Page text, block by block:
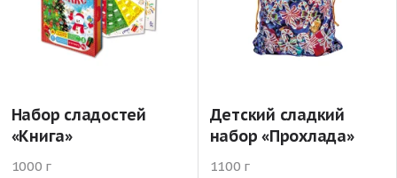
Набор сладостей
«Книга»
1000 г
Детский сладкий
набор «Прохлада»
1100 г